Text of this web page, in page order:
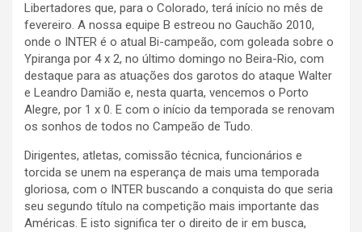
Libertadores que, para o Colorado, terá início no mês de
fevereiro. A nossa equipe B estreou no Gauchão 2010,
onde o INTER é o atual Bi-campeão, com goleada sobre o
Ypiranga por 4 x 2, no último domingo no Beira-Rio, com
destaque para as atuações dos garotos do ataque Walter
e Leandro Damião e, nesta quarta, vencemos o Porto
Alegre, por 1 x 0. E com o início da temporada se renovam
os sonhos de todos no Campeão de Tudo.
Dirigentes, atletas, comissão técnica, funcionários e
torcida se unem na esperança de mais uma temporada
gloriosa, com o INTER buscando a conquista do que seria
seu segundo título na competição mais importante das
Américas. E isto significa ter o direito de ir em busca,